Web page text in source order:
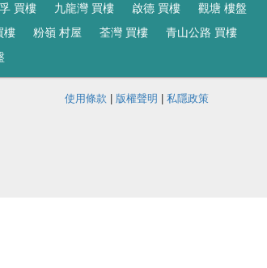
買樓 九龍灣 買樓 啟德 買樓
觀塘 樓盤
樓 粉嶺 村屋 荃灣 買樓
青山公路 買樓
使用條款 | 版權聲明 | 私隱政策